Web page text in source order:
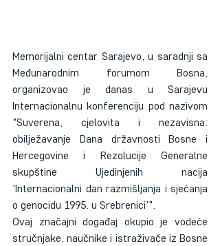
Memorijalni centar Sarajevo, u saradnji sa
Međunarodnim forumom Bosna,
organizovao je danas u Sarajevu
Internacionalnu konferenciju pod nazivom
"Suverena, cjelovita i nezavisna:
obilježavanje Dana državnosti Bosne i
Hercegovine i Rezolucije Generalne
skupštine Ujedinjenih nacija
'Internacionalni dan razmišljanja i sjećanja
o genocidu 1995. u Srebrenici'".
Ovaj značajni događaj okupio je vodeće
stručnjake, naučnike i istraživače iz Bosne